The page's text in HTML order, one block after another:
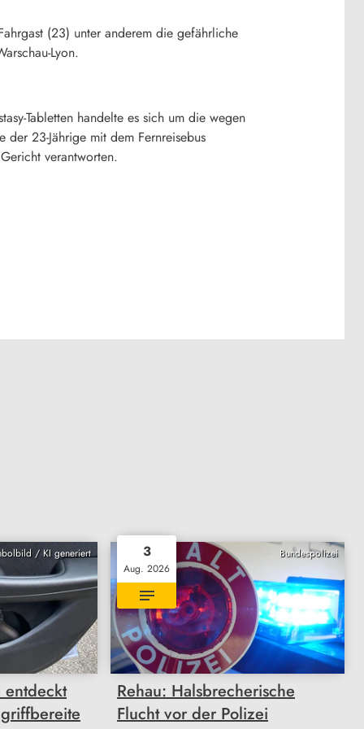
(23) unter anderem die gefährliche
Lyon.
Tabletten handelte es sich um die wegen
23-Jährige mit dem Fernreisebus
verantworten.
/ KI generiert Bundespolizei
3
Aug. 2026
Rehau: Halsbrecherische
Flucht vor der Polizei